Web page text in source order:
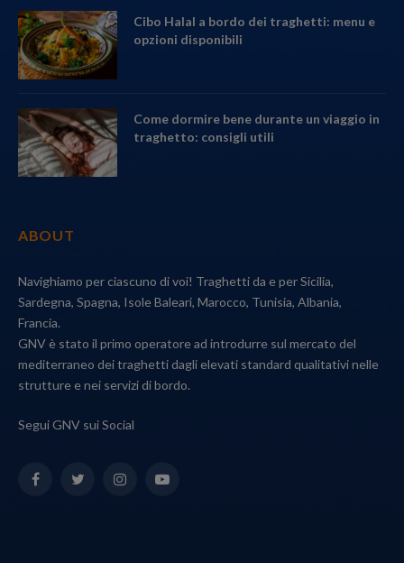
Cibo Halal a bordo dei traghetti: menu e
opzioni disponibili
Come dormire bene durante un viaggio in
traghetto: consigli utili
ABOUT
Navighiamo per ciascuno di voi! Traghetti da e per Sicilia,
Sardegna, Spagna, Isole Baleari, Marocco, Tunisia, Albania,
Francia.
GNV è stato il primo operatore ad introdurre sul mercato del
mediterraneo dei traghetti dagli elevati standard qualitativi nelle
strutture e nei servizi di bordo.
Segui GNV sui Social
FacebookTwitterInstagramYouTube